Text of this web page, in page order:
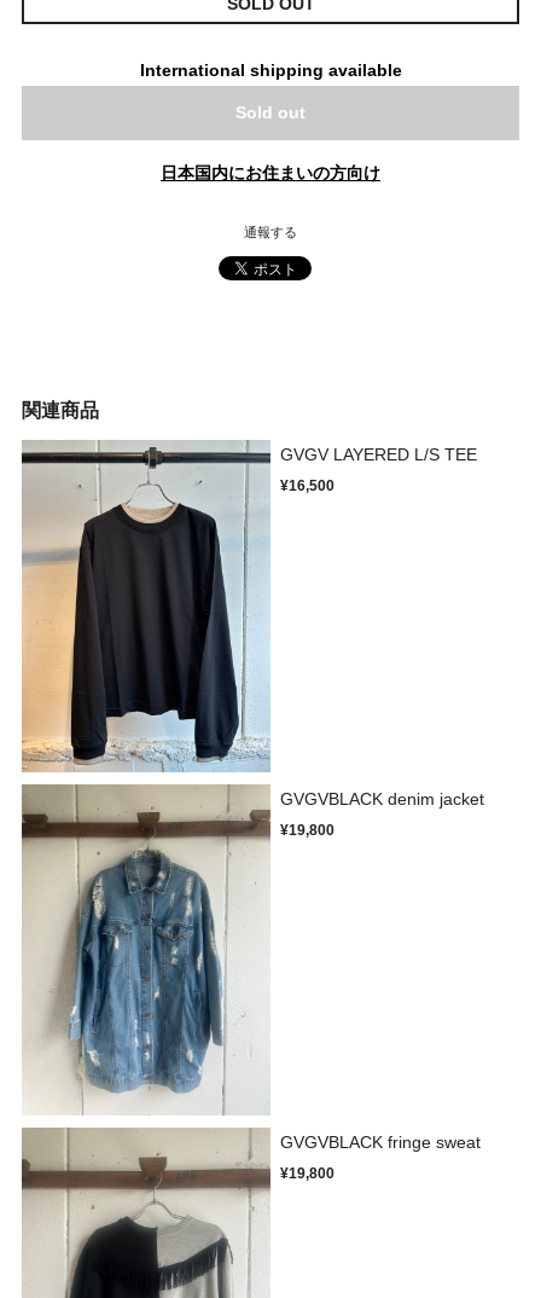
SOLD OUT
International shipping available
Sold out
日本国内にお住まいの方向け
通報する
関連商品
GVGV LAYERED L/S TEE
¥16,500
GVGVBLACK denim jacket
¥19,800
GVGVBLACK fringe sweat
¥19,800